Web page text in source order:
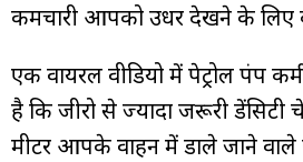
कर्मचारी आपको उधर देखने के लिए
एक वायरल वीडियो में पेट्रोल पंप
है कि जीरो से ज्यादा जरूरी डेंसिटी
मीटर आपके वाहन में डाले जाने वाले